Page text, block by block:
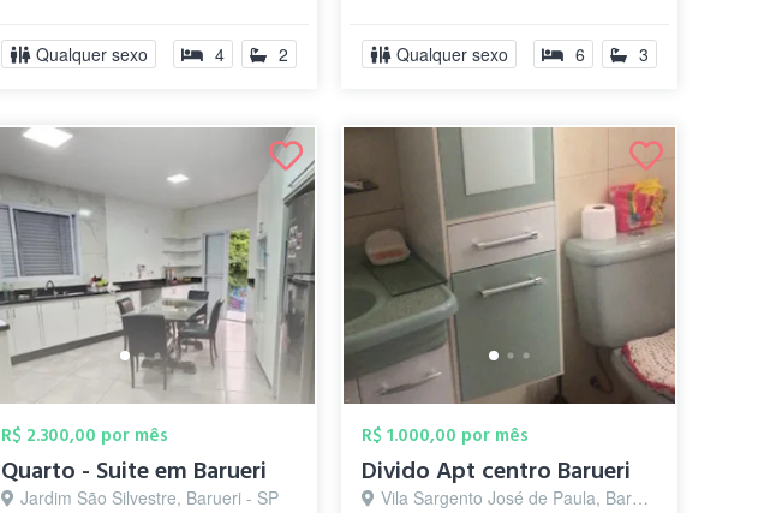
Qualquer sexo 4 2 Qualquer sexo 6 3
R$ 2.300,00 por mês
Quarto - Suite em Barueri
Jardim São Silvestre, Barueri - SP
R$ 1.000,00 por mês
Divido Apt centro Barueri
Vila Sargento José de Paula, Barueri - SP